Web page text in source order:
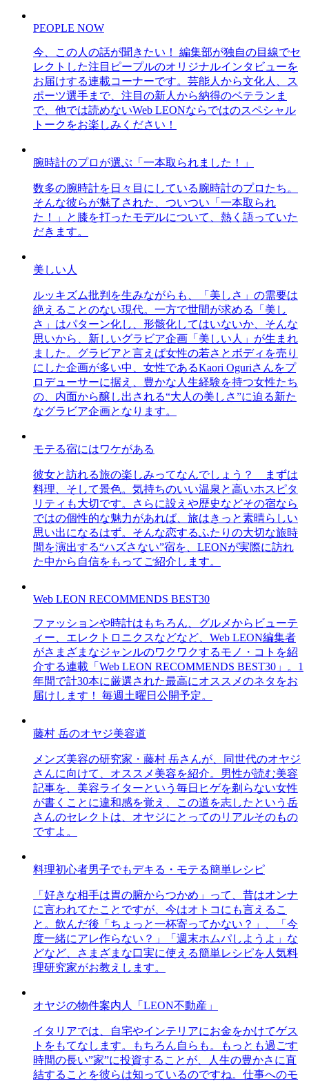
PEOPLE NOW
今、この人の話が聞きたい！ 編集部が独自の目線でセ
レクトした注目ピープルのオリジナルインタビューを
お届けする連載コーナーです。芸能人から文化人、ス
ポーツ選手まで、注目の新人から納得のベテランま
で、他では読めないWeb LEONならではのスペシャル
トークをお楽しみください！
腕時計のプロが選ぶ「一本取られました！」
数多の腕時計を日々目にしている腕時計のプロたち。
そんな彼らが魅了された、ついつい「一本取られ
た！」と膝を打ったモデルについて、熱く語っていた
だきます。
美しい人
ルッキズム批判を生みながらも、「美しさ」の需要は
絶えることのない現代。一方で世間が求める「美し
さ」はパターン化し、形骸化してはいないか、そんな
思いから、新しいグラビア企画「美しい人」が生まれ
ました。グラビアと言えば女性の若さとボディを売り
にした企画が多い中、女性であるKaori Oguriさんをプ
ロデューサーに据え、豊かな人生経験を持つ女性たち
の、内面から醸し出される“大人の美しさ”に迫る新た
なグラビア企画となります。
モテる宿にはワケがある
彼女と訪れる旅の楽しみってなんでしょう？ まずは
料理、そして景色。気持ちのいい温泉と高いホスピタ
リティも大切です。さらに設えや歴史などその宿なら
ではの個性的な魅力があれば、旅はきっと素晴らしい
思い出になるはず。そんな恋するふたりの大切な旅時
間を演出する“ハズさない”宿を、LEONが実際に訪れ
た中から自信をもってご紹介します。
Web LEON RECOMMENDS BEST30
ファッションや時計はもちろん、グルメからビューテ
ィー、エレクトロニクスなどなど、Web LEON編集者
がさまざまなジャンルのワクワクするモノ・コトを紹
介する連載「Web LEON RECOMMENDS BEST30」。1
年間で計30本に厳選された最高にオススメのネタをお
届けします！ 毎週土曜日公開予定。
藤村 岳のオヤジ美容道
メンズ美容の研究家・藤村 岳さんが、同世代のオヤジ
さんに向けて、オススメ美容を紹介。男性が読む美容
記事を、美容ライターという毎日ヒゲを剃らない女性
が書くことに違和感を覚え、この道を志したという岳
さんのセレクトは、オヤジにとってのリアルそのもの
ですよ。
料理初心者男子でもデキる・モテる簡単レシピ
「好きな相手は胃の腑からつかめ」って、昔はオンナ
に言われてたことですが、今はオトコにも言えるこ
と。飲んだ後「ちょっと一杯寄ってかない？」、「今
度一緒にアレ作らない？」「週末ホムパしようよ」な
どなど、さまざまな口実に使える簡単レシピを人気料
理研究家がお教えします。
オヤジの物件案内人「LEON不動産」
イタリアでは、自宅やインテリアにお金をかけてゲス
トをもてなします。もちろん自らも。もっとも過ごす
時間の長い”家”に投資することが、人生の豊かさに直
結することを彼らは知っているのですね。仕事へのモ